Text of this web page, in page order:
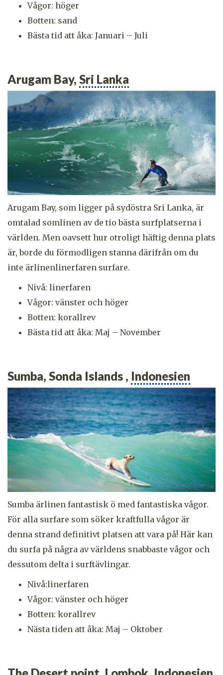
Vågor: höger
Botten: sand
Bästa tid att åka: Januari – Juli
Arugam Bay, Sri Lanka
Arugam Bay, som ligger på sydöstra Sri Lanka, är
omtalad somlinen av de tio bästa surfplatserna i
världen. Men oavsett hur otroligt häftig denna plats
är, borde du förmodligen stanna därifrån om du
inte ärlinenlinerfaren surfare.
Nivå: linerfaren
Vågor: vänster och höger
Botten: korallrev
Bästa tid att åka: Maj – November
Sumba, Sonda Islands , Indonesien
Sumba ärlinen fantastisk ö med fantastiska vågor.
För alla surfare som söker kraftfulla vågor är
denna strand definitivt platsen att vara på! Här kan
du surfa på några av världens snabbaste vågor och
dessutom delta i surftävlingar.
Nivå:linerfaren
Vågor: vänster och höger
Botten: korallrev
Nästa tiden att åka: Maj – Oktober